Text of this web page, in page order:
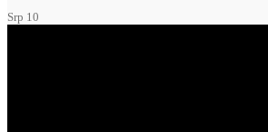
Srp 10